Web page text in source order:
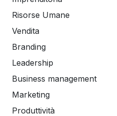
Risorse Umane
Vendita
Branding
Leadership
Business management
Marketing
Produttività